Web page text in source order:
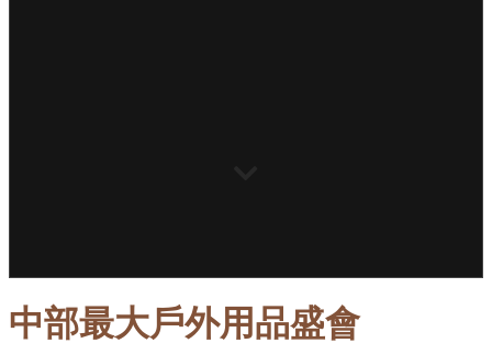
中部最大戶外用品盛會